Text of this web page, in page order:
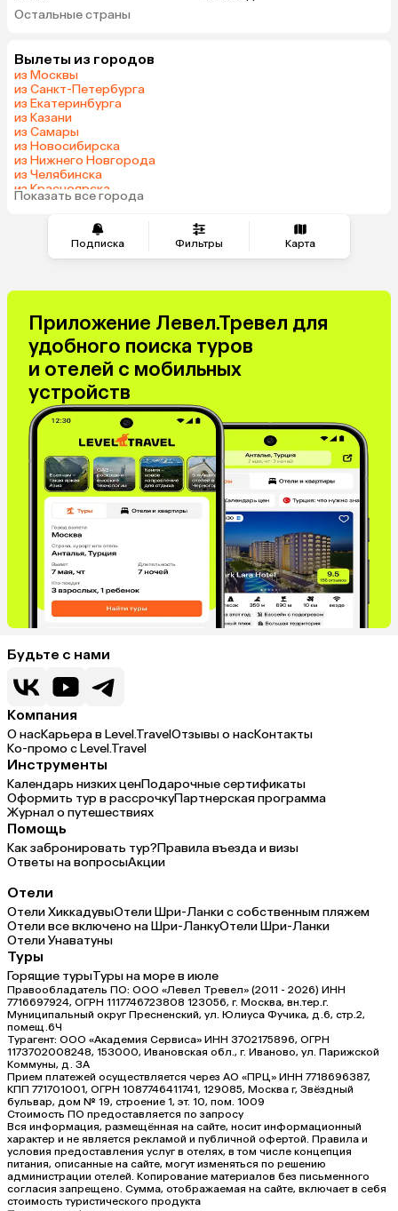
Подписка Фильтры Карта
Вьетнам
Армения
Казахстан
Узбекистан
Катар
Гонконг
Венгрия
Остальные страны
Вылеты из городов
из Москвы
из Санкт-Петербурга
из Екатеринбурга
из Казани
из Самары
из Новосибирска
из Нижнего Новгорода
из Челябинска
из Красноярска
из Волгограда
Показать все города
Приложение Левел.Тревел для
удобного поиска туров
и отелей с мобильных
устройств
Будьте с нами
Компания
О насКарьера в Level.TravelОтзывы о насКонтакты
Ко-промо с Level.Travel
Инструменты
Календарь низких ценПодарочные сертификаты
Оформить тур в рассрочкуПартнерская программа
Журнал о путешествиях
Помощь
Как забронировать тур?Правила въезда и визы
Ответы на вопросыАкции
Отели
Отели ХиккадувыОтели Шри-Ланки с собственным пляжем
Отели все включено на Шри-ЛанкуОтели Шри-Ланки
Отели Унаватуны
Туры
Горящие турыТуры на море в июле
Правообладатель ПО: ООО «Левел Тревел» (2011 - 2026) ИНН
7716697924, ОГРН 1117746723808 123056, г. Москва, вн.тер.г.
Муниципальный округ Пресненский, ул. Юлиуса Фучика, д.6, стр.2,
помещ.6Ч
Турагент: ООО «Академия Сервиса» ИНН 3702175896, ОГРН
1173702008248, 153000, Ивановская обл., г. Иваново, ул. Парижской
Коммуны, д. ЗА
Прием платежей осуществляется через АО «ПРЦ» ИНН 7718696387,
КПП 771701001, ОГРН 1087746411741, 129085, Москва г, Звёздный
бульвар, дом № 19, строение 1, эт. 10, пом. 1009
Стоимость ПО предоставляется по запросу
Вся информация, размещённая на сайте, носит информационный
характер и не является рекламой и публичной офертой. Правила и
условия предоставления услуг в отелях, в том числе концепция
питания, описанные на сайте, могут изменяться по решению
администрации отелей. Копирование материалов без письменного
согласия запрещено. Сумма, отображаемая на сайте, включает в себя
стоимость туристического продукта